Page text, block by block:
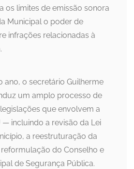
os limites de emissão sonora
Municipal o poder de
infrações relacionadas à
ano, o secretário Guilherme
um amplo processo de
que envolvem a
— incluindo a revisão da Lei
a reestruturação da
do Conselho e
de Segurança Pública.